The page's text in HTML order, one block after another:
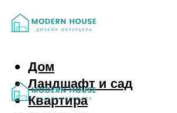
Дом
Ландшафт и сад
Квартира